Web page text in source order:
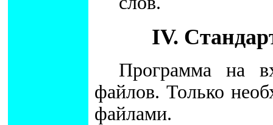
IV.
Программа на
файлов. Только
файлами.